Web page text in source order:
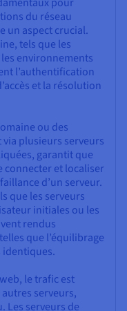
du réseau
un aspect crucial.
tels que les
environnements
l’authentification
et la résolution
ou des
plusieurs serveurs
garantit que
connecter et localiser
d’un serveur.
que les serveurs
initiales ou les
rendus
que l’équilibrage
identiques.
le trafic est
serveurs,
Les serveurs de